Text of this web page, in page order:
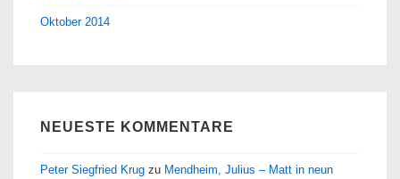
Oktober 2014
NEUESTE KOMMENTARE
Peter Siegfried Krug zu Mendheim, Julius – Matt in neun